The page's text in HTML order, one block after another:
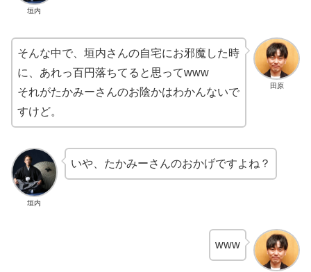
垣内
田原
そんな中で、垣内さんの自宅にお邪魔した時
に、あれっ百円落ちてると思ってwww
それがたかみーさんのお陰かはわかんないで
すけど。
垣内
いや、たかみーさんのおかげですよね？
www